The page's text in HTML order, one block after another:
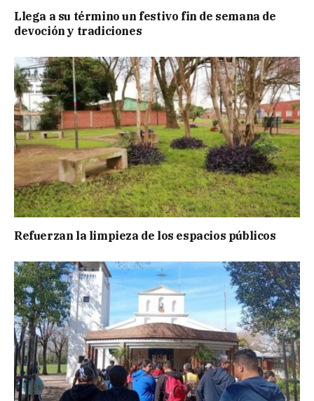
Llega a su término un festivo fin de semana de
devoción y tradiciones
Refuerzan la limpieza de los espacios públicos